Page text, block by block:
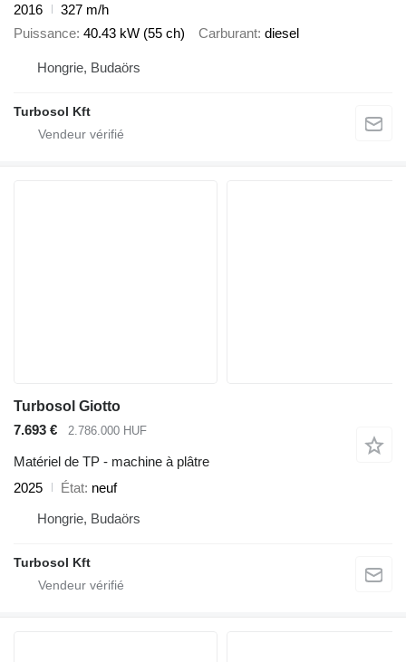
2016
327 m/h
Puissance 40.43 kW (55 ch) Carburant diesel
Hongrie, Budaörs
Turbosol Kft
Turbosol Giotto
7.693 €
2.786.000 HUF
Matériel de TP - machine à plâtre
2025
État neuf
Hongrie, Budaörs
Turbosol Kft